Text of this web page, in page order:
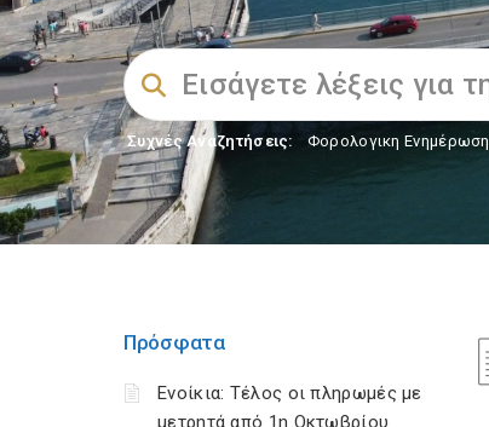
Συχνές Αναζητήσεις: Φορολογικη Ενημέρωση
Πρόσφατα
Ενοίκια: Τέλος οι πληρωμές με
μετρητά από 1η Οκτωβρίου